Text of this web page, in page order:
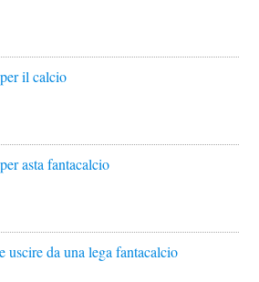
il calcio
asta fantacalcio
uscire da una lega fantacalcio